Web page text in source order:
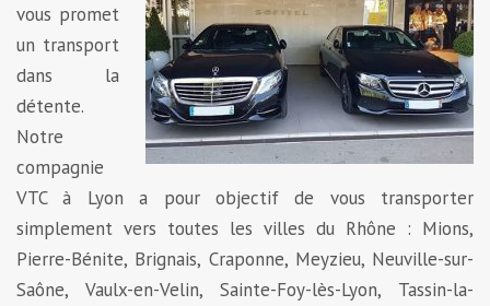
vous promet
un transport
dans la
détente.
Notre
compagnie
VTC à Lyon a pour objectif de vous transporter
simplement vers toutes les villes du Rhône : Mions,
Pierre-Bénite, Brignais, Craponne, Meyzieu, Neuville-sur-
Saône, Vaulx-en-Velin, Sainte-Foy-lès-Lyon, Tassin-la-